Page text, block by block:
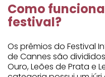
Como
festival?
Os prêmios do Festival
de Cannes são
Ouro, Leões de Prata e